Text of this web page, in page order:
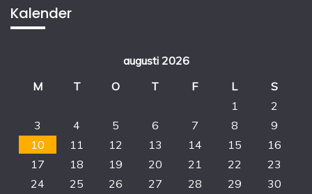
Kalender
augusti 2026
M
T O T F L
S
1
2
3
4 5 6 7 8
9
10
11 12 13 14 15
16
17
18 19 20 21 22
23
24
25 26 27 28 29
30